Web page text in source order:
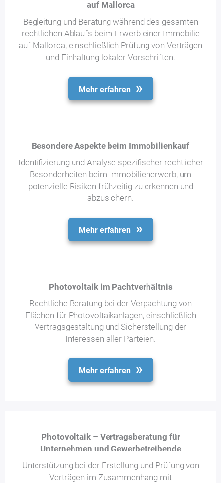
auf Mallorca
Begleitung und Beratung während des gesamten
rechtlichen Ablaufs beim Erwerb einer Immobilie
auf Mallorca, einschließlich Prüfung von Verträgen
und Einhaltung lokaler Vorschriften.
Mehr erfahren
Besondere Aspekte beim Immobilienkauf
Identifizierung und Analyse spezifischer rechtlicher
Besonderheiten beim Immobilienerwerb, um
potenzielle Risiken frühzeitig zu erkennen und
abzusichern.
Mehr erfahren
Photovoltaik im Pachtverhältnis
Rechtliche Beratung bei der Verpachtung von
Flächen für Photovoltaikanlagen, einschließlich
Vertragsgestaltung und Sicherstellung der
Interessen aller Parteien.
Mehr erfahren
Photovoltaik – Vertragsberatung für
Unternehmen und Gewerbetreibende
Unterstützung bei der Erstellung und Prüfung von
Verträgen im Zusammenhang mit